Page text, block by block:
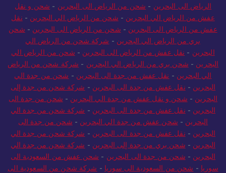
الرياض الى البحرين - شحن من الرياض الى البحرين - شحن و نقل
عفش من الرياض الي البحرين - شحن من الرياض الي البحرين - نقل
عفش من الرياض الى البحرين - شحن من الرياض الى البحرين - شحن
بري من الرياض الي البحرين - شركة شحن من الرياض الي
البحرين - نقل عفش من الرياض الى البحرين - شحن من الرياض الي
البحرين - شحن بري من الرياض الي البحرين - شركة شحن من الرياض
الي البحرين - نقل عفش من جدة الى البحرين - شحن من جدة الي
البحرين - نقل عفش من جدة الى البحرين - شركة شحن من جدة إلى
البحرين - شحن و نقل عفش من جدة الي البحرين - شحن من جدة الى
البحرين - نقل عفش من جدة الى البحرين - شركة شحن من جدة الي
البحرين - شحن عفش من جدة الي البحرين - شحن من جدة الى
البحرين - نقل عفش من جدة الى البحرين - شركة شحن من جدة الي
البحرين - شحن بري من جدة إلى البحرين - شركة شحن من جدة الي
البحرين - شحن من جدة الى البحرين - شحن عفش من السعودية الى
سوريا - شحن من السعودية الى سوريا - شركة شحن من السعودية الى